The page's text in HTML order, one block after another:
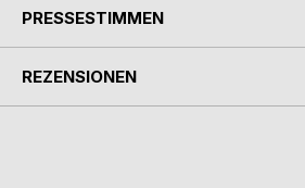
PRESSESTIMMEN
REZENSIONEN